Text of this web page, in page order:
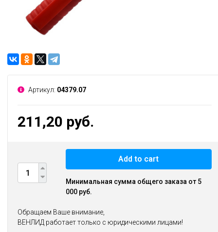
Артикул: 04379.07
211,20 руб.
Add to cart
Минимальная сумма общего заказа от 5
000 руб.
Обращаем Ваше внимание,
ВЕНЛИД работает только с юридическими лицами!